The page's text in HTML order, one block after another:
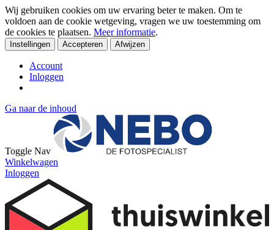
Wij gebruiken cookies om uw ervaring beter te maken. Om te
voldoen aan de cookie wetgeving, vragen we uw toestemming om
de cookies te plaatsen. Meer informatie.
Instellingen Accepteren Afwijzen
Account
Inloggen
Ga naar de inhoud
Toggle Nav
Winkelwagen
Inloggen